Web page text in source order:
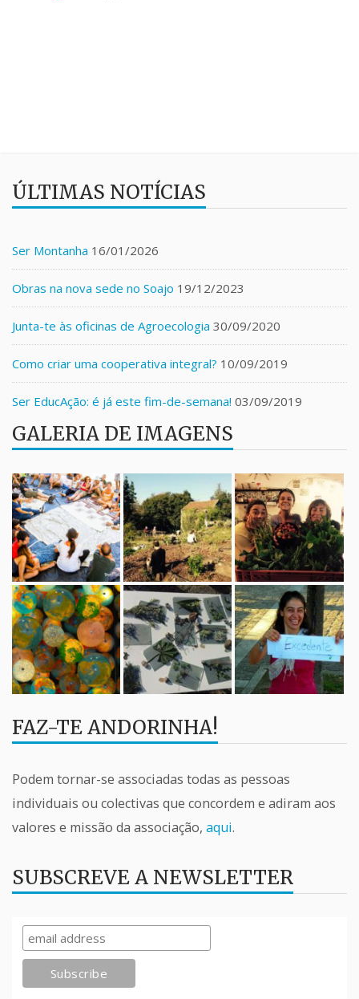
ÚLTIMAS NOTÍCIAS
Ser Montanha 16/01/2026
Obras na nova sede no Soajo 19/12/2023
Junta-te às oficinas de Agroecologia 30/09/2020
Como criar uma cooperativa integral? 10/09/2019
Ser EducAção: é já este fim-de-semana! 03/09/2019
GALERIA DE IMAGENS
FAZ-TE ANDORINHA!
Podem tornar-se associadas todas as pessoas
individuais ou colectivas que concordem e adiram aos
valores e missão da associação, aqui.
SUBSCREVE A NEWSLETTER